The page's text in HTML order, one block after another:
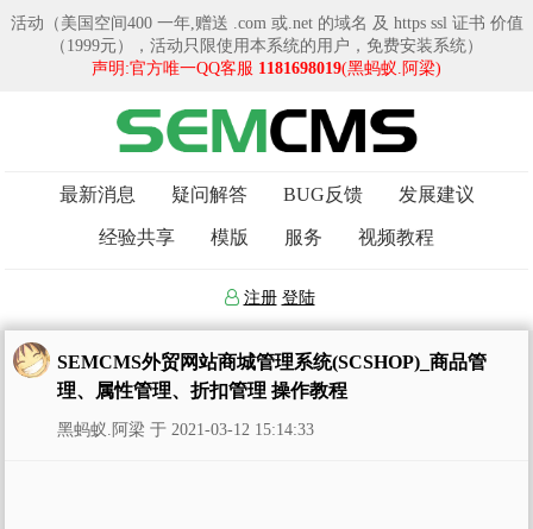
活动（美国空间400 一年,赠送 .com 或.net 的域名 及 https ssl 证书 价值
（1999元），活动只限使用本系统的用户，免费安装系统）
声明:官方唯一QQ客服 1181698019(黑蚂蚁.阿梁)
最新消息 疑问解答 BUG反馈 发展建议
经验共享 模版 服务 视频教程
注册 登陆
SEMCMS外贸网站商城管理系统(SCSHOP)_商品管
理、属性管理、折扣管理 操作教程
黑蚂蚁.阿梁 于 2021-03-12 15:14:33